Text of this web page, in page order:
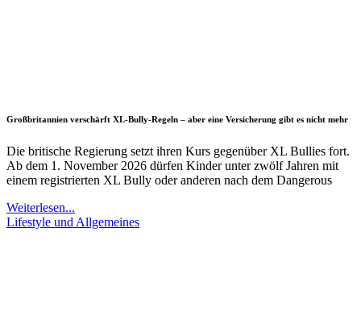
Großbritannien verschärft XL-Bully-Regeln – aber eine Versicherung gibt es nicht mehr
Die britische Regierung setzt ihren Kurs gegenüber XL Bullies fort.
Ab dem 1. November 2026 dürfen Kinder unter zwölf Jahren mit
einem registrierten XL Bully oder anderen nach dem Dangerous
Weiterlesen...
Lifestyle und Allgemeines